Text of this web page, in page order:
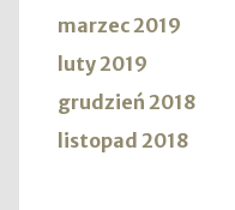
marzec 2019
luty 2019
grudzień 2018
listopad 2018